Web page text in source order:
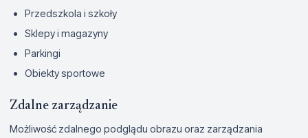
Przedszkola i szkoły
Sklepy i magazyny
Parkingi
Obiekty sportowe
Zdalne zarządzanie
Możliwość zdalnego podglądu obrazu oraz zarządzania